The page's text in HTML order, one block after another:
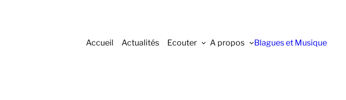
Accueil Actualités Ecouter A propos Blagues et Musique